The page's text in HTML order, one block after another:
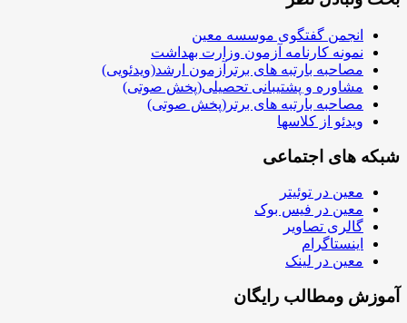
انجمن گفتگوی موسسه معین
نمونه کارنامه آزمون وزارت بهداشت
مصاحبه بارتبه های برترآزمون ارشد(ویدئویی)
مشاوره و پشتیبانی تحصیلی(پخش صوتی)
مصاحبه بارتبه های برتر(پخش صوتی)
ویدئو از کلاسها
شبکه های اجتماعی
معین در توئیتر
معین در فیس بوک
گالری تصاویر
اینستاگرام
معین در لینک
آموزش ومطالب رایگان